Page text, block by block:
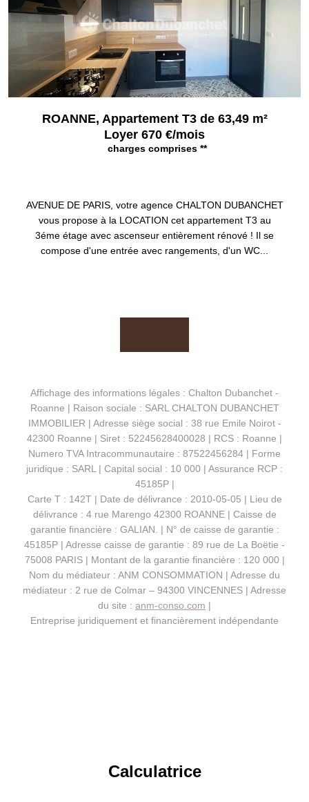
ROANNE, Appartement T3 de 63,49 m²
Loyer 670 €/mois
charges comprises **
AVENUE DE PARIS, votre agence CHALTON DUBANCHET
vous propose à la LOCATION cet appartement T3 au
3éme étage avec ascenseur entièrement rénové ! Il se
compose d'une entrée avec rangements, d'un WC...
Affichage des informations légales : Chalton Dubanchet -
Roanne | Raison sociale : SARL CHALTON DUBANCHET
IMMOBILIER | Adresse siège social : 38 rue Emile Noirot -
42300 Roanne | Siret : 52245628400028 | RCS : Roanne |
Numero TVA Intracommunautaire : 87522456284 | Forme
juridique : SARL | Capital social : 10 000 | Assurance RCP :
45185P |
Carte T : 142T | Date de délivrance : 2010-05-05 | Lieu de
délivrance : 4 rue Marengo 42300 ROANNE | Caisse de
garantie financière : GALIAN. | N° de caisse de garantie :
45185P | Adresse caisse de garantie : 89 rue de La Boëtie -
75008 PARIS | Montant de la garantie financière : 120 000 |
Nom du médiateur : ANM CONSOMMATION | Adresse du
médiateur : 2 rue de Colmar – 94300 VINCENNES | Adresse
du site : anm-conso.com |
Entreprise juridiquement et financièrement indépendante
Calculatrice